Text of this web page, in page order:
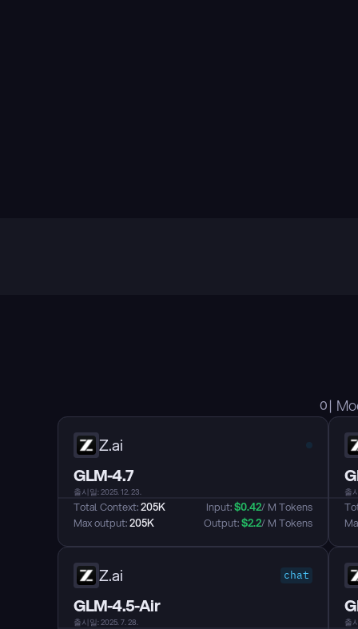
이
Z.ai
GLM-4.7
출시일: 2025. 12. 23.
Total Context: 205K
Max output: 205K
Input: $0.42/ M Tokens
Output: $2.2/ M Tokens
출
Z.ai chat
GLM-4.5-Air
출시일: 2025. 7. 28. 출